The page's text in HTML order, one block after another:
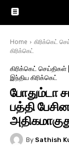
Home கிரிக்கெட்
கிரிக்கெட்
கிரிக்கெட் செய்திகள் |
இந்திய கிரிக்கெட்
போதும்டா
பத்தி
By Sathish